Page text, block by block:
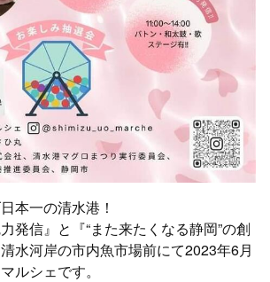
本一の清水港！
発信』と『“また来たくなる静岡”の創
水河岸の市内魚市場前にて2023年6月
ルシェです。